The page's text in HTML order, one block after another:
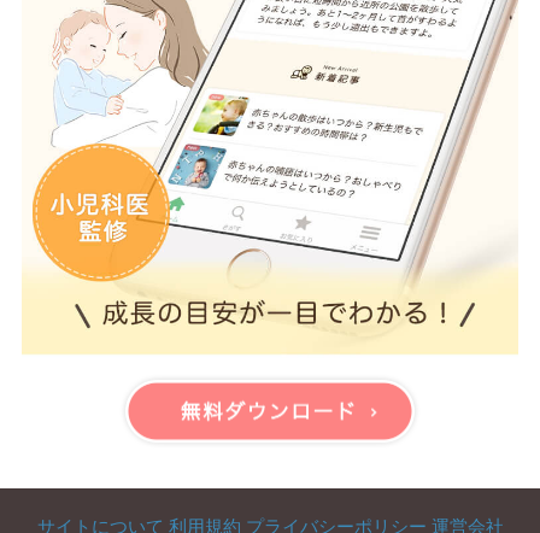
サイトについて 利用規約 プライバシーポリシー 運営会社